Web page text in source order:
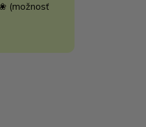
(možnosť